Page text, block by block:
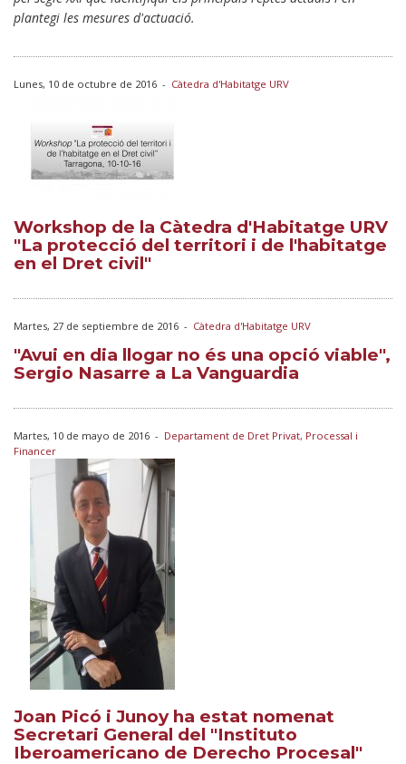
plantegi les mesures d'actuació.
Lunes, 10 de octubre de 2016 - Càtedra d'Habitatge URV
Workshop de la Càtedra d'Habitatge URV
"La protecció del territori i de l'habitatge
en el Dret civil"
Martes, 27 de septiembre de 2016 - Càtedra d'Habitatge URV
"Avui en dia llogar no és una opció viable",
Sergio Nasarre a La Vanguardia
Martes, 10 de mayo de 2016 - Departament de Dret Privat, Processal i
Financer
Joan Picó i Junoy ha estat nomenat
Secretari General del "Instituto
Iberoamericano de Derecho Procesal"